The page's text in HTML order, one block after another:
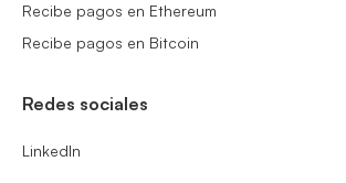
Recibe pagos en Ethereum
Recibe pagos en Bitcoin
Redes sociales
LinkedIn